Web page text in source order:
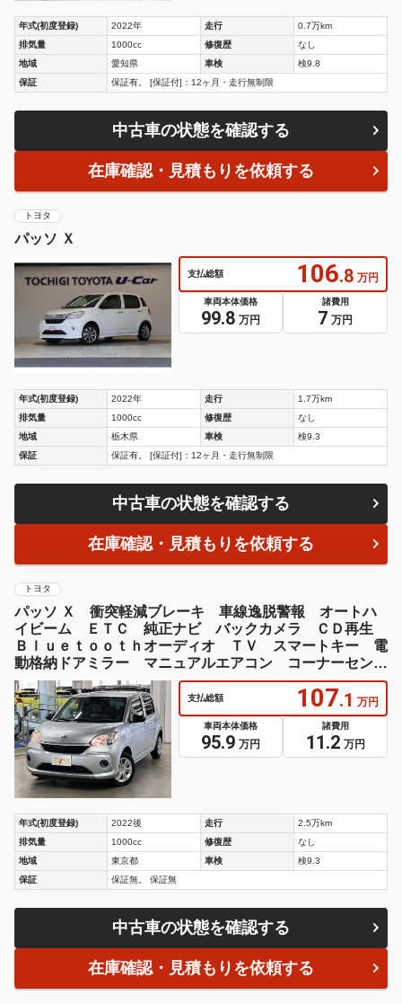
年式(初度登録) 2022年 走行
0.7万km
排気量
1000cc 修復歴
なし
地域
愛知県 車検
検9.8
保証
保証有。 [保証付]：12ヶ月・走行無制限
中古車の状態を確認する
在庫確認・見積もりを依頼する
トヨタ
パッソ Ｘ
支払総額 106.8 万円
車両本体価格
99.8 万円
諸費用
7 万円
年式(初度登録) 2022年 走行
1.7万km
排気量
1000cc 修復歴
なし
地域
栃木県 車検
検9.3
保証
保証有。 [保証付]：12ヶ月・走行無制限
中古車の状態を確認する
在庫確認・見積もりを依頼する
トヨタ
パッソ Ｘ 衝突軽減ブレーキ 車線逸脱警報 オートハ
イビーム ＥＴＣ 純正ナビ バックカメラ ＣＤ再生
Ｂｌｕｅｔｏｏｔｈオーディオ ＴＶ スマートキー 電
動格納ドアミラー マニュアルエアコン コーナーセンサ
ー
支払総額 107.1 万円
車両本体価格
95.9 万円
諸費用
11.2 万円
年式(初度登録) 2022後 走行
2.5万km
排気量
1000cc 修復歴
なし
地域
東京都 車検
検9.3
保証
保証無。 保証無
中古車の状態を確認する
在庫確認・見積もりを依頼する